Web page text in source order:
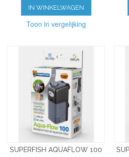
IN WINKELWAGEN
Toon in vergelijking
SUPERFISH AQUAFLOW 100